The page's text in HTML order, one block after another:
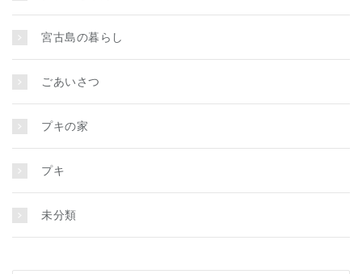
宮古島の暮らし
ごあいさつ
プキの家
プキ
未分類